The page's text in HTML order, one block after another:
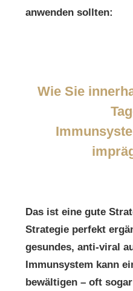
anwenden sollten:
Wie Sie
Das ist eine gute
Strategie perfekt
gesundes, anti-viral
Immunsystem kann
bewältigen – oft